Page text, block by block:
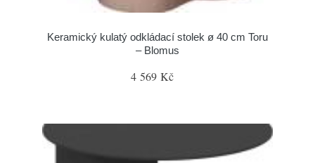
Keramický kulatý odkládací stolek ø 40 cm Toru
– Blomus
4 569 Kč